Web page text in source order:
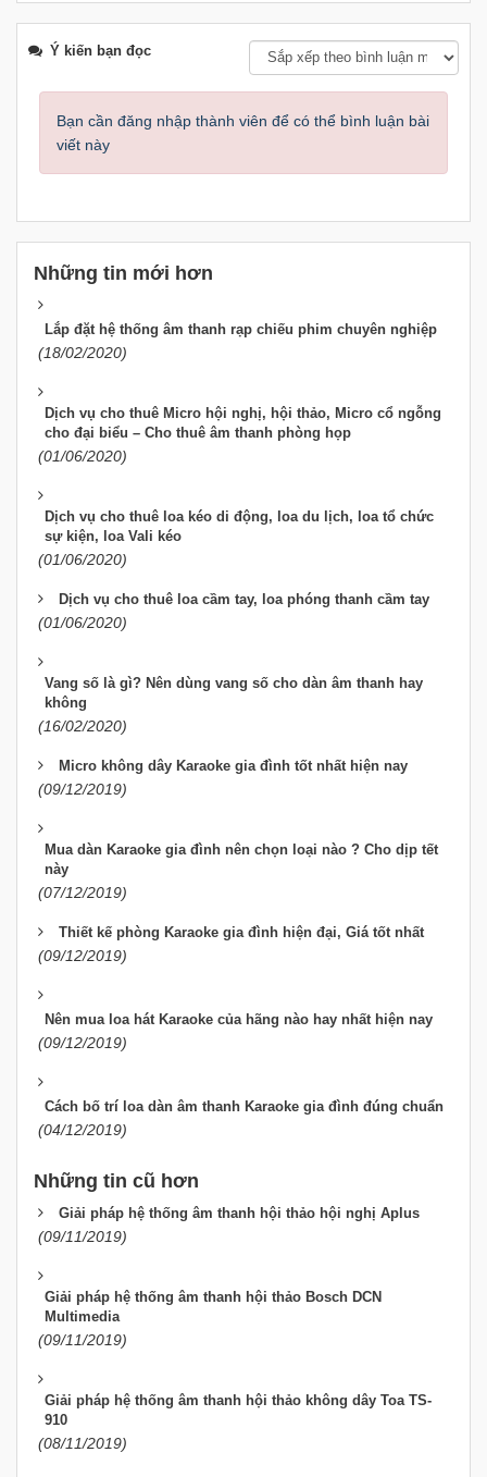
Ý kiến bạn đọc
Bạn cần đăng nhập thành viên để có thể bình luận bài
viết này
Những tin mới hơn
Lắp đặt hệ thống âm thanh rạp chiếu phim chuyên nghiệp
(18/02/2020)
Dịch vụ cho thuê Micro hội nghị, hội thảo, Micro cổ ngỗng
cho đại biểu – Cho thuê âm thanh phòng họp
(01/06/2020)
Dịch vụ cho thuê loa kéo di động, loa du lịch, loa tổ chức
sự kiện, loa Vali kéo
(01/06/2020)
Dịch vụ cho thuê loa cầm tay, loa phóng thanh cầm tay
(01/06/2020)
Vang số là gì? Nên dùng vang số cho dàn âm thanh hay
không
(16/02/2020)
Micro không dây Karaoke gia đình tốt nhất hiện nay
(09/12/2019)
Mua dàn Karaoke gia đình nên chọn loại nào ? Cho dịp tết
này
(07/12/2019)
Thiết kế phòng Karaoke gia đình hiện đại, Giá tốt nhất
(09/12/2019)
Nên mua loa hát Karaoke của hãng nào hay nhất hiện nay
(09/12/2019)
Cách bố trí loa dàn âm thanh Karaoke gia đình đúng chuẩn
(04/12/2019)
Những tin cũ hơn
Giải pháp hệ thống âm thanh hội thảo hội nghị Aplus
(09/11/2019)
Giải pháp hệ thống âm thanh hội thảo Bosch DCN
Multimedia
(09/11/2019)
Giải pháp hệ thống âm thanh hội thảo không dây Toa TS-
910
(08/11/2019)